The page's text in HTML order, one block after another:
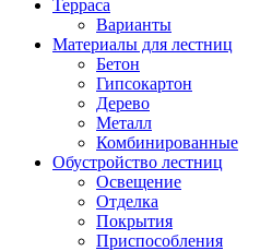
Терраса
Варианты
Материалы для лестниц
Бетон
Гипсокартон
Дерево
Металл
Комбинированные
Обустройство лестниц
Освещение
Отделка
Покрытия
Приспособления